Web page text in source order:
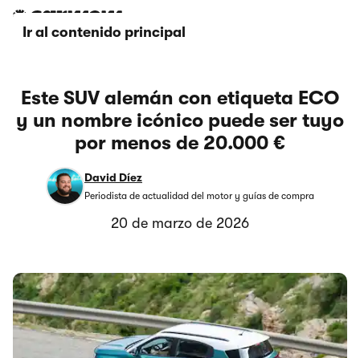
Ir al contenido principal
Este SUV alemán con etiqueta ECO
y un nombre icónico puede ser tuyo
por menos de 20.000 €
David Díez
Periodista de actualidad del motor y guías de compra
20 de marzo de 2026